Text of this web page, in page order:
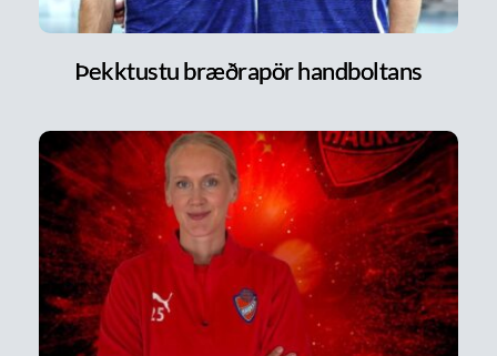
Þekktustu bræðrapör handboltans